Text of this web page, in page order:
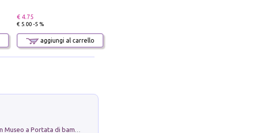
€ 4.75
€ 5.00 -5 %
aggiungi al carrello